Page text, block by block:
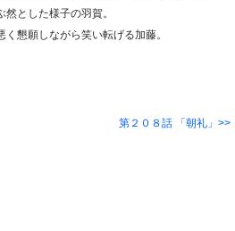
とした様子の羽賀。
く懇願しながら笑い転げる加藤。
第２０８話 「朝礼」